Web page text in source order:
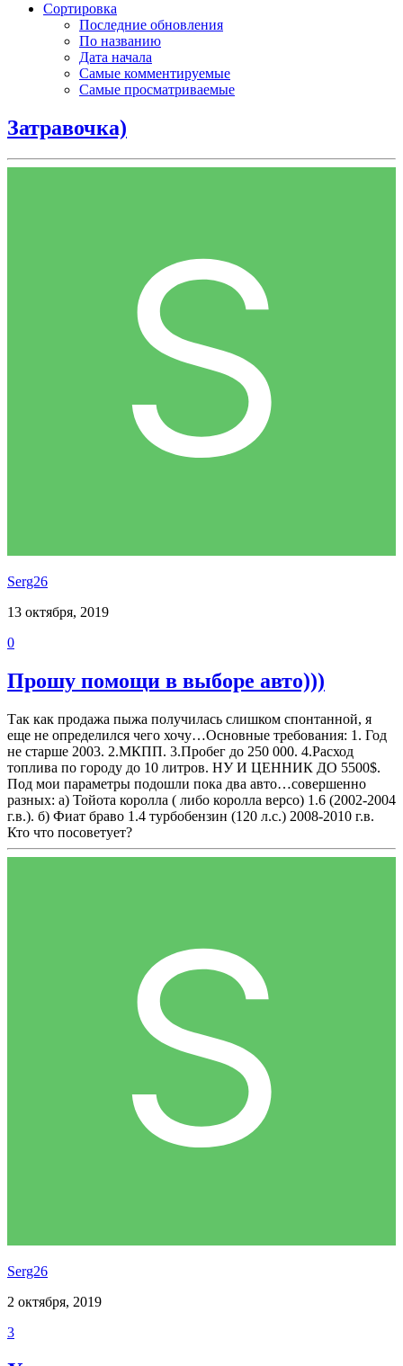
Сортировка
Последние обновления
По названию
Дата начала
Самые комментируемые
Самые просматриваемые
Затравочка)
Serg26
13 октября, 2019
0
Прошу помощи в выборе авто)))
Так как продажа пыжа получилась слишком спонтанной, я
еще не определился чего хочу…Основные требования: 1. Год
не старше 2003. 2.МКПП. 3.Пробег до 250 000. 4.Расход
топлива по городу до 10 литров. НУ И ЦЕННИК ДО 5500$.
Под мои параметры подошли пока два авто…совершенно
разных: а) Тойота королла ( либо королла версо) 1.6 (2002-2004
г.в.). б) Фиат браво 1.4 турбобензин (120 л.с.) 2008-2010 г.в.
Кто что посоветует?
Serg26
2 октября, 2019
3